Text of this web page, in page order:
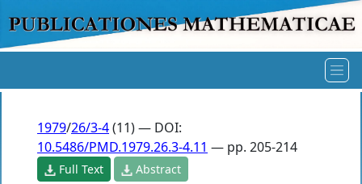
1979/26/3-4(11) — DOI:
10.5486/PMD.1979.26.3-4.11 — pp. 205-214
Full Text Abstract